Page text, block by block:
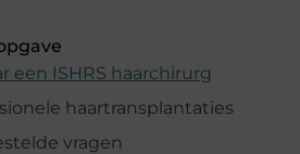
een ISHRS haarchirurg
haartransplantaties
vragen